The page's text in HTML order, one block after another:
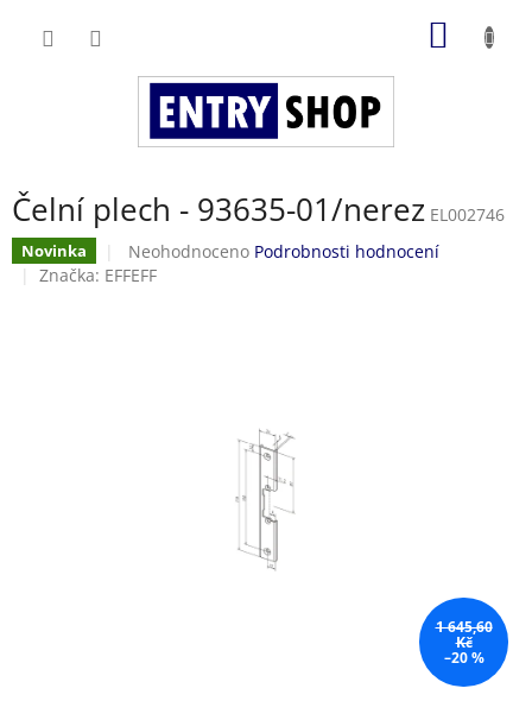
Čelní plech - 93635-01/nerez EL002746
Novinka
Průměrné
hodnocení
Neohodnoceno Podrobnosti hodnocení
Značka: EFFEFF
1 645,60
Kč
–20 %